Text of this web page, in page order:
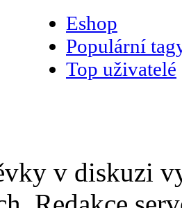
Eshop
Populární
Top uživatelé
v diskuzi